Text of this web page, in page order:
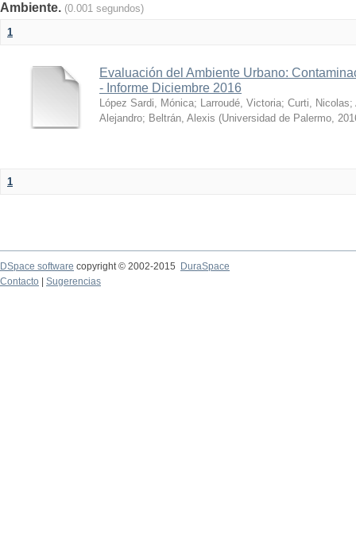
Ambiente. (0.001 segundos)
1
Evaluación del Ambiente Urbano:
- Informe Diciembre 2016
López Sardi, Mónica; Larroudé, Victoria; Curti, Nicolas;
Alejandro; Beltrán, Alexis (Universidad de Palermo,
1
DSpace software copyright © 2002-2015
DuraSpace
Contacto
Sugerencias